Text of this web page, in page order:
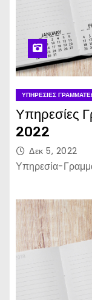
ΥΠΗΡΕΣΊΕΣ
Υπηρεσίες
2022
Δεκ 5, 2022
Υπηρεσία-